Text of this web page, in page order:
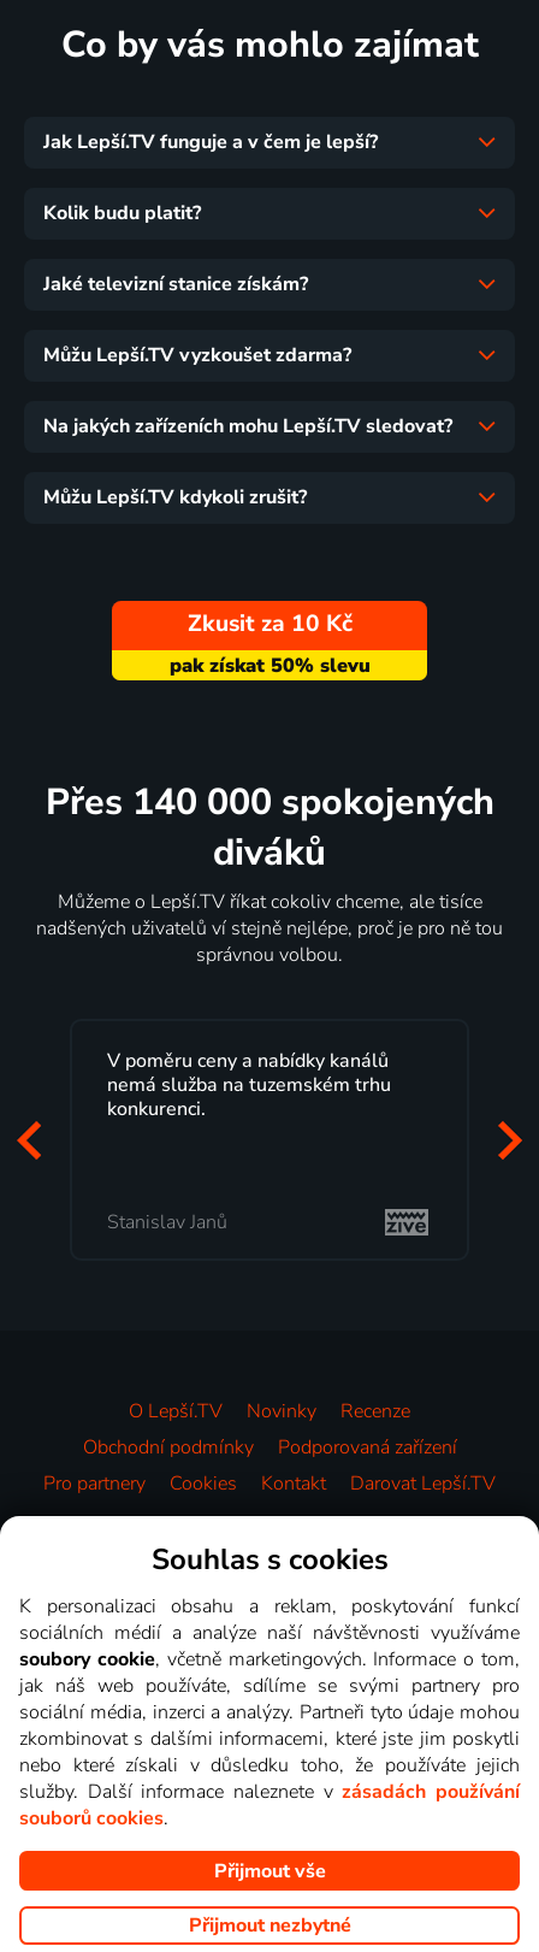
Co by vás mohlo zajímat
Jak Lepší.TV funguje a v čem je lepší?
Kolik budu platit?
Jaké televizní stanice získám?
Můžu Lepší.TV vyzkoušet zdarma?
Na jakých zařízeních mohu Lepší.TV sledovat?
Můžu Lepší.TV kdykoli zrušit?
Zkusit za 10 Kč
Přes 140 000 spokojených
diváků
Můžeme o Lepší.TV říkat cokoliv chceme, ale tisíce
nadšených uživatelů ví stejně nejlépe, proč je pro ně tou
správnou volbou.
Lepší.TV sleduji už několik let s
maximální spokojeností. Velký výběr
programů a nemuset běžet k TV na
Milada Tomešová
O Lepší.TV Novinky
Recenze
Obchodní podmínky
Podporovaná zařízení
Pro partnery
Cookies Kontakt Darovat Lepší.TV
Videotéka
Copyright © goNET s.r.o. Na tomto webu jsou zobrazovány
obrázky z pořadů TV stanic, které můžete sledovat v Lepší.TV.
Souhlas s cookies
K personalizaci obsahu a reklam, poskytování funkcí
sociálních médií a analýze naší návštěvnosti využíváme
soubory cookie, včetně marketingových. Informace o tom,
jak náš web používáte, sdílíme se svými partnery pro
sociální média, inzerci a analýzy. Partneři tyto údaje mohou
zkombinovat s dalšími informacemi, které jste jim poskytli
nebo které získali v důsledku toho, že používáte jejich
služby. Další informace naleznete vzásadách používání
souborů cookies.
Přijmout vše
Přijmout nezbytné